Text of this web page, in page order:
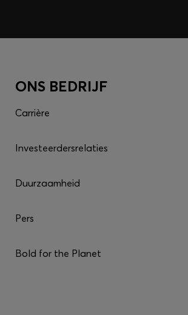
ONS BEDRIJF
Carrière
Investeerdersrelaties
Duurzaamheid
Pers
Bold for the Planet